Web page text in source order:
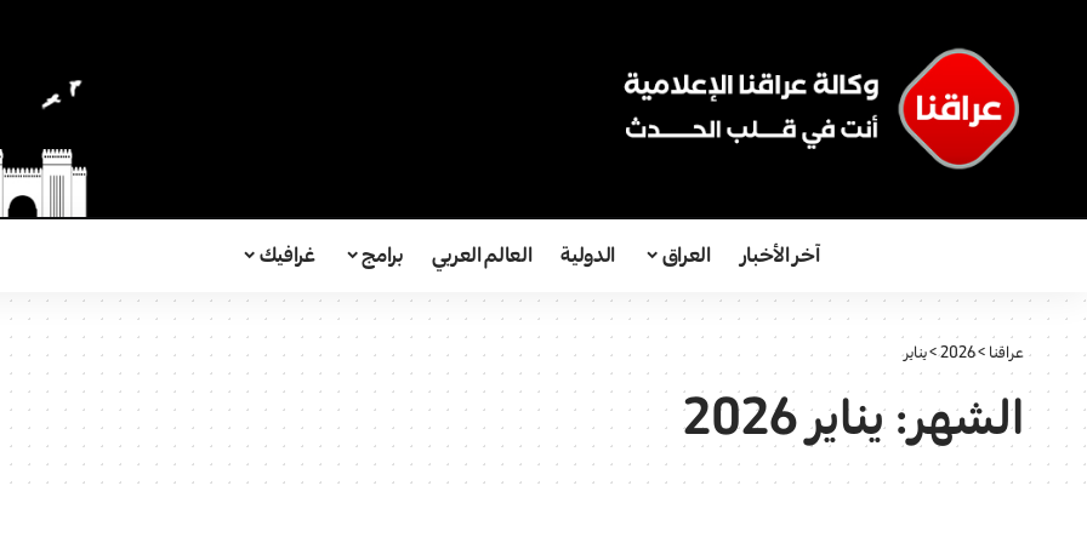
آخر الأخبار العراق الدولية العالم العربي برامج غرافيك
عراقنا >
2026
>يناير
الشهر:يناير 2026